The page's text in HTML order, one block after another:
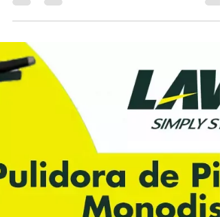
productos de limpieza que sean sustentables y
ahorradores